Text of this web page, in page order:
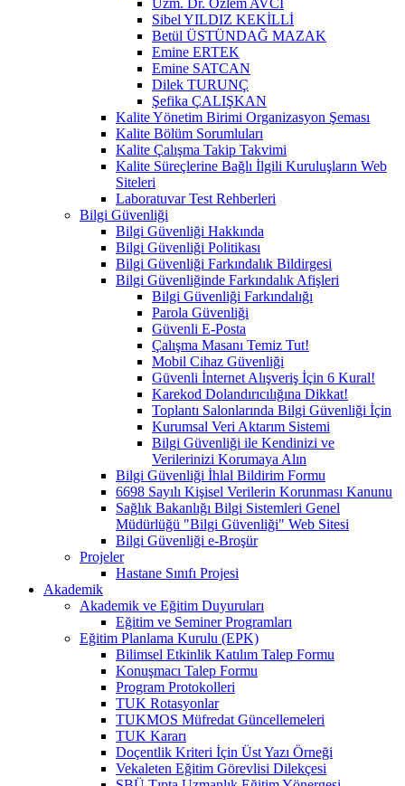
Sibel YILDIZ KEKİLLİ
Betül ÜSTÜNDAĞ MAZAK
Emine ERTEK
Emine SATCAN
Dilek TURUNÇ
Şefika ÇALIŞKAN
Kalite Yönetim Birimi Organizasyon Şeması
Kalite Bölüm Sorumluları
Kalite Çalışma Takip Takvimi
Kalite Süreçlerine Bağlı İlgili Kuruluşların Web
Siteleri
Laboratuvar Test Rehberleri
Bilgi Güvenliği
Bilgi Güvenliği Hakkında
Bilgi Güvenliği Politikası
Bilgi Güvenliği Farkındalık Bildirgesi
Bilgi Güvenliğinde Farkındalık Afişleri
Bilgi Güvenliği Farkındalığı
Parola Güvenliği
Güvenli E-Posta
Çalışma Masanı Temiz Tut!
Mobil Cihaz Güvenliği
Güvenli İnternet Alışveriş İçin 6 Kural!
Karekod Dolandırıcılığına Dikkat!
Toplantı Salonlarında Bilgi Güvenliği İçin
Kurumsal Veri Aktarım Sistemi
Bilgi Güvenliği ile Kendinizi ve
Verilerinizi Korumaya Alın
Bilgi Güvenliği İhlal Bildirim Formu
6698 Sayılı Kişisel Verilerin Korunması Kanunu
Sağlık Bakanlığı Bilgi Sistemleri Genel
Müdürlüğü "Bilgi Güvenliği" Web Sitesi
Bilgi Güvenliği e-Broşür
Projeler
Hastane Sınıfı Projesi
Akademik
Akademik ve Eğitim Duyuruları
Eğitim ve Seminer Programları
Eğitim Planlama Kurulu (EPK)
Bilimsel Etkinlik Katılım Talep Formu
Konuşmacı Talep Formu
Program Protokolleri
TUK Rotasyonlar
TUKMOS Müfredat Güncellemeleri
TUK Kararı
Doçentlik Kriteri İçin Üst Yazı Örneği
Vekaleten Eğitim Görevlisi Dilekçesi